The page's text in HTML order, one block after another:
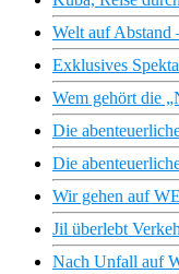
Welt auf Abstand
Exklusives
Wem gehört die
Die
Die
Wir gehen auf
Jil überlebt
Nach Unfall auf